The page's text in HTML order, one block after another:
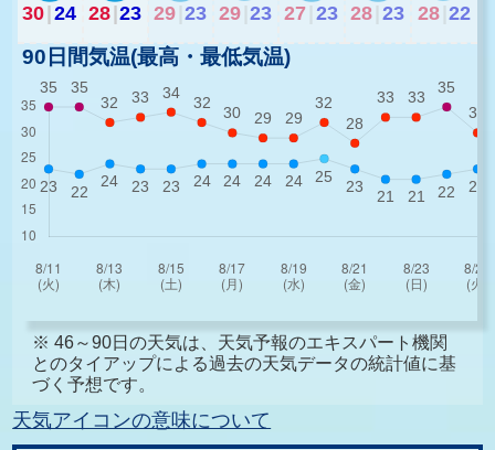
30|24 28|23 29 23 29 23 27 23 28 23 28 22
90日間気温(最高・最低気温)
※ 46～90日の天気は、天気予報のエキスパート機関
とのタイアップによる過去の天気データの統計値に基
づく予想です。
天気アイコンの意味について